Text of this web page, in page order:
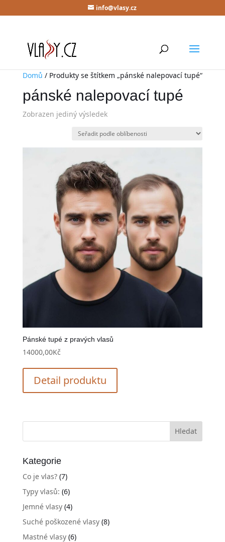
info@vlasy.cz
Domů / Produkty se štítkem „pánské nalepovací tupé“
pánské nalepovací tupé
Zobrazen jediný výsledek
Pánské tupé z pravých vlasů
14000,00Kč
Detail produktu
Kategorie
Co je vlas?(7)
Typy vlasů: (6)
Jemné vlasy(4)
Suché poškozené vlasy(8)
Mastné vlasy(6)